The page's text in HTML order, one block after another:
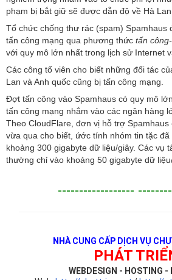
phạm bị bắt giữ sẽ được dẫn độ về Hà Lan
Tổ chức chống thư rác (spam) Spamhaus
tấn công mạng qua phương thức tấn
với quy mô lớn nhất trong lịch sử Internet
Các công tố viên cho biết những đối tác
Lan và Anh quốc cũng bị tấn công mạng.
Đợt tấn công vào Spamhaus có quy mô
tấn công mạng nhắm vào các ngân hàng
Theo CloudFlare, đơn vị hỗ trợ
vừa qua cho biết, ứớc tính nhóm tin tặc đã
khoảng 300 gigabyte dữ liệu/giây. Các vụ
thường chỉ vào khoảng 50 gigabyte dữ
------------------
NHÀ CUNG CẤP DỊCH VỤ
PHÁT
WEBDESIGN - HOSTING -